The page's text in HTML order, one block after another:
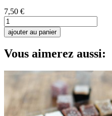
7,50 €
ajouter au panier
Vous aimerez aussi: